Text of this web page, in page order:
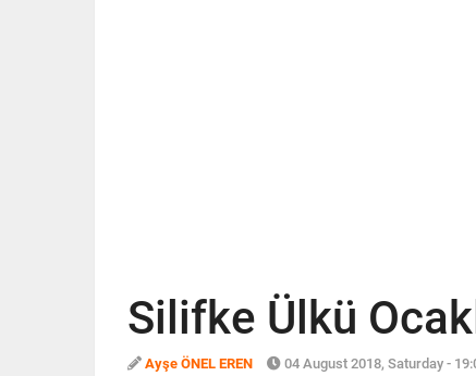
Silifke Ülkü
Ayşe ÖNEL EREN 04 August 2018, Saturday -